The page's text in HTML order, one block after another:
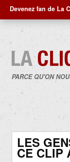
Devenez fan de La
PARCE QU'ON
LES
CE CLIP